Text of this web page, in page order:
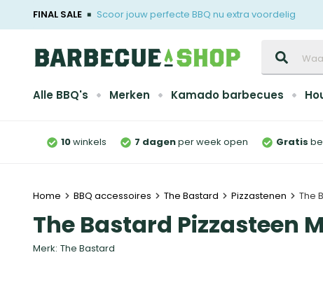
FINAL SALE Scoor jouw perfecte BBQ nu extra voordelig
Alle BBQ's Merken Kamado barbecues
10winkels 7 dagenper week open Gratis
Home BBQ accessoires The Bastard Pizzastenen The
The Bastard Pizzasteen
Merk: The Bastard